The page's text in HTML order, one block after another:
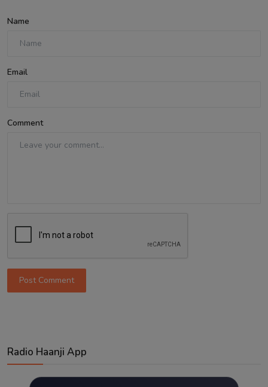
Name
Email
Comment
Post Comment
Radio Haanji App